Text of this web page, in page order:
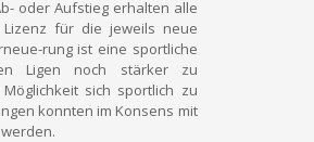
oder Aufstieg erhalten alle
für die jeweils neue
rung ist eine sportliche
Ligen noch stärker zu
sich sportlich zu
konnten im Konsens mit